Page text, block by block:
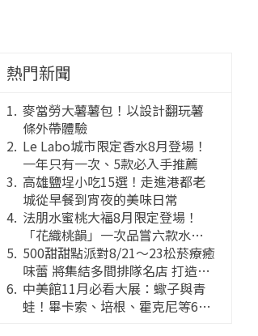
熱門新聞
麥當勞大薯薯包！以設計翻玩薯
條外帶體驗
Le Labo城市限定香水8月登場！
一年只有一次、5款必入手推薦
高雄鹽埕小吃15選！走進港都老
城從早餐到宵夜的美味日常
法朋水蜜桃大福8月限定登場！
「花織桃韻」一次品嘗六款水蜜
桃花果大福
500甜甜點派對8/21～23松菸療癒
味蕾 將集結多間排隊名店 打造靈
感創意的舞台
中美館11月必看大展：蠍子與青
蛙！畢卡索、培根、霍克尼等66